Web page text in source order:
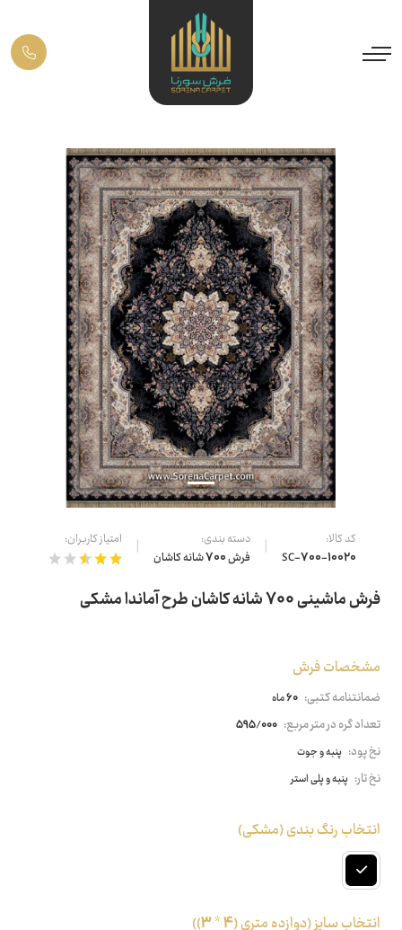
Next
کد کالا:
SC-700-10020
دسته بندی:
فرش 700 شانه کاشان
امتیاز کاربران:
فرش ماشینی 700 شانه کاشان طرح آماندا مشکی
مشخصات فرش
ضمانتنامه کتبی: 60 ماه
تعداد گره در متر مربع: 595/000
نخ پود: پنبه و جوت
نخ تار: پنبه و پلی استر
انتخاب رنگ بندی(مشکی)
انتخاب سایز(دوازده متری (4 * 3))